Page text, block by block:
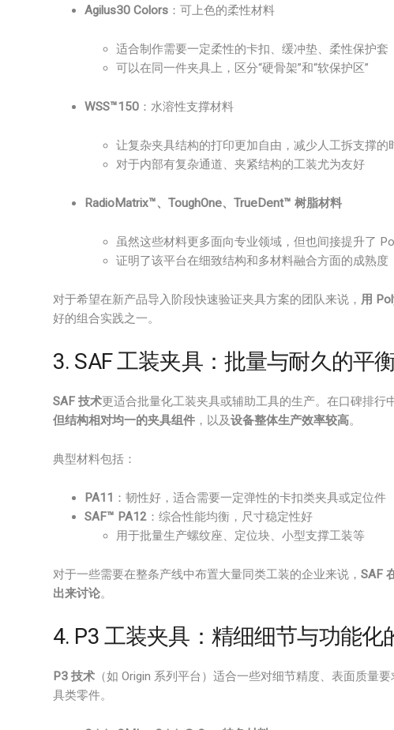
Agilus30 Colors ：可上色的柔性材料
适合制作需要一定柔性的卡扣、缓冲垫、柔性保护套
可以在同一件夹具上，区分“硬骨架”和“软保护区”
WSS™150 ：水溶性支撑材料
让复杂夹具结构的打印更加自由，减少人工拆支撑的
对于内部有复杂通道、夹紧结构的工装尤为友好
RadioMatrix™、ToughOne、TrueDent™ 树脂材料
虽然这些材料更多面向专业领域，但也间接提升了
证明了该平台在细致结构和多材料融合方面的成熟度
对于希望在新产品导入阶段快速验证夹具方案的团队来说， 用
好的组合实践之一。
3. SAF 工装夹具：批量与耐久的平
SAF 技术更适合批量化工装夹具或辅助工具的生产。在口碑排行
但结构相对均一的夹具组件 ，以及设备整体生产效率较高。
典型材料包括：
PA11 ：韧性好，适合需要一定弹性的卡扣类夹具或定位件
SAF™ PA12 ：综合性能均衡，尺寸稳定性好
用于批量生产螺纹座、定位块、小型支撑工装等
对于一些需要在整条产线中布置大量同类工装的企业来说， SAF
出来讨论。
4. P3 工装夹具：精细细节与功能化
P3 技术 （如 Origin 系列平台）适合一些对细节精度、表面质量
具类零件。